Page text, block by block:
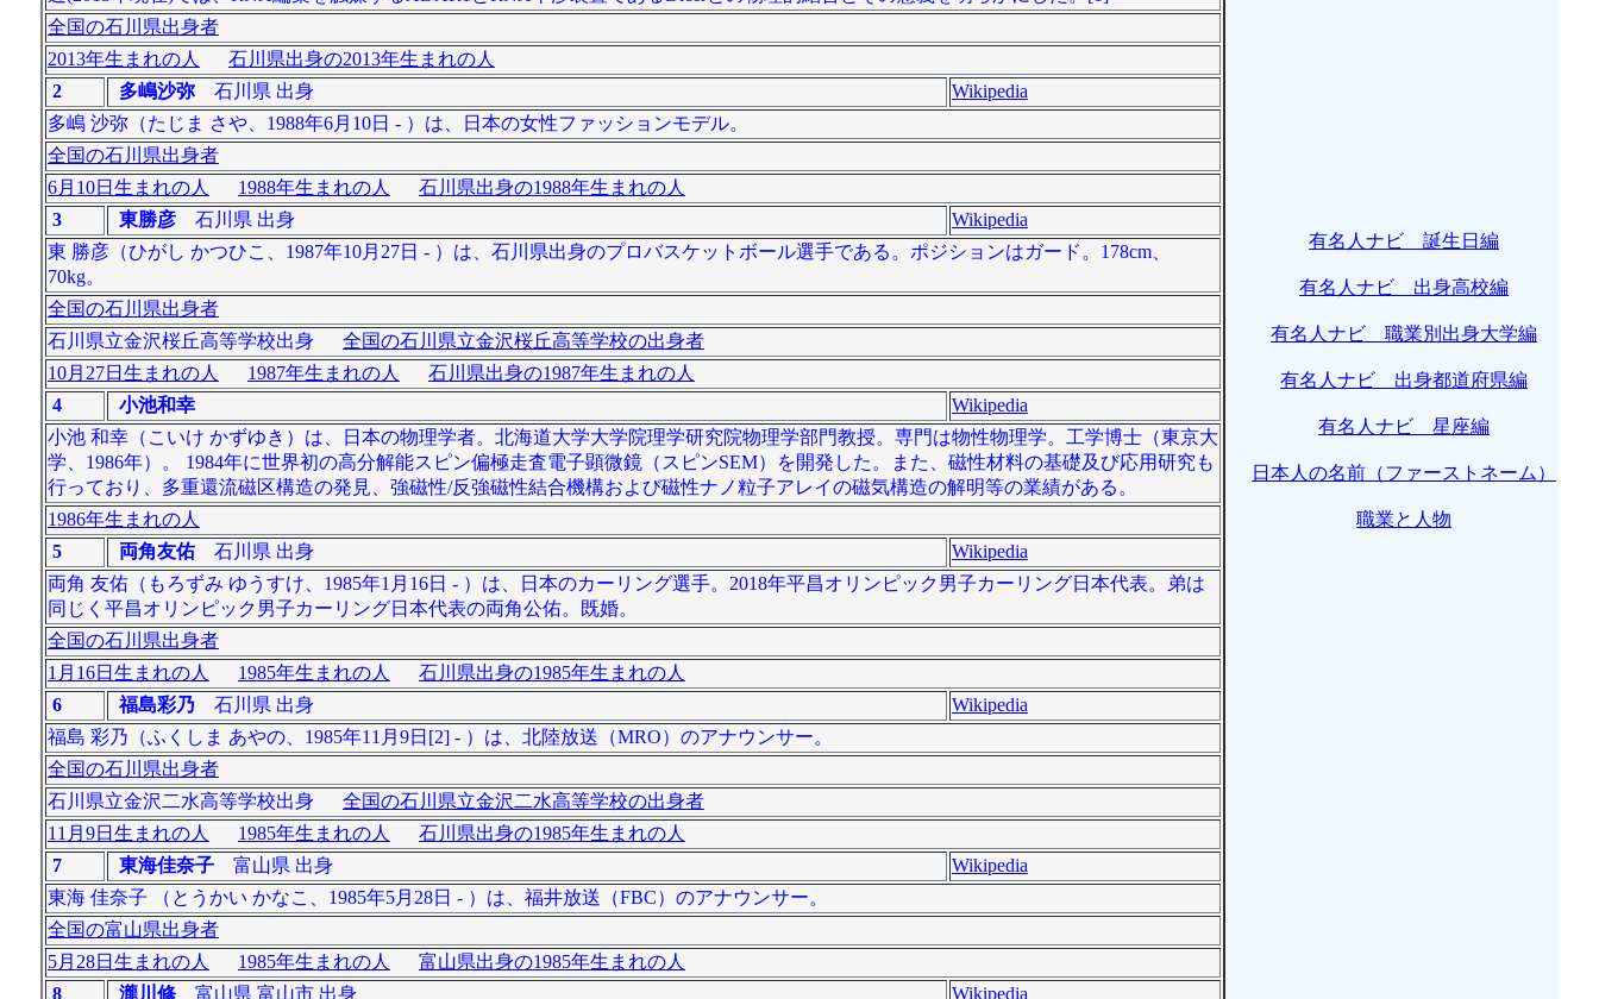
全国の石川県出身者
2013年生まれの人
石川県出身の2013年生まれの人
2
多嶋沙弥石川県 出身
Wikipedia
多嶋 沙弥（たじま さや、1988年6月10日 - ）は、日本の女性ファッションモデル。
全国の石川県出身者
6月10日生まれの人
1988年生まれの人
石川県出身の1988年生まれの人
3
東勝彦石川県 出身
Wikipedia
東 勝彦（ひがし かつひこ、1987年10月27日 - ）は、石川県出身のプロバスケットボール選手である。ポジションはガード。178cm、
70kg。
全国の石川県出身者
石川県立金沢桜丘高等学校出身 全国の石川県立金沢桜丘高等学校の出身者
10月27日生まれの人
1987年生まれの人
石川県出身の1987年生まれの人
4
小池和幸
Wikipedia
小池 和幸（こいけ かずゆき）は、日本の物理学者。北海道大学大学院理学研究院物理学部門教授。専門は物性物理学。工学博士（東京大
学、1986年）。 1984年に世界初の高分解能スピン偏極走査電子顕微鏡（スピンSEM）を開発した。また、磁性材料の基礎及び応用研究も
行っており、多重還流磁区構造の発見、強磁性/反強磁性結合機構および磁性ナノ粒子アレイの磁気構造の解明等の業績がある。
1986年生まれの人
5
両角友佑石川県 出身
Wikipedia
両角 友佑（もろずみ ゆうすけ、1985年1月16日 - ）は、日本のカーリング選手。2018年平昌オリンピック男子カーリング日本代表。弟は
同じく平昌オリンピック男子カーリング日本代表の両角公佑。既婚。
全国の石川県出身者
1月16日生まれの人
1985年生まれの人
石川県出身の1985年生まれの人
6
福島彩乃石川県 出身
Wikipedia
福島 彩乃（ふくしま あやの、1985年11月9日[2] - ）は、北陸放送（MRO）のアナウンサー。
全国の石川県出身者
石川県立金沢二水高等学校出身 全国の石川県立金沢二水高等学校の出身者
11月9日生まれの人
1985年生まれの人
石川県出身の1985年生まれの人
7
東海佳奈子富山県 出身
Wikipedia
東海 佳奈子 （とうかい かなこ、1985年5月28日 - ）は、福井放送（FBC）のアナウンサー。
全国の富山県出身者
5月28日生まれの人
1985年生まれの人
富山県出身の1985年生まれの人
8
瀧川修富山県 富山市 出身
Wikipedia
有名人ナビ 誕生日編
有名人ナビ 出身高校編
有名人ナビ 職業別出身大学編
有名人ナビ 出身都道府県編
有名人ナビ 星座編
日本人の名前（ファーストネーム）
職業と人物